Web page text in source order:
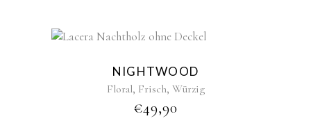
NIGHTWOOD
Floral, Frisch, Würzig
€49,90